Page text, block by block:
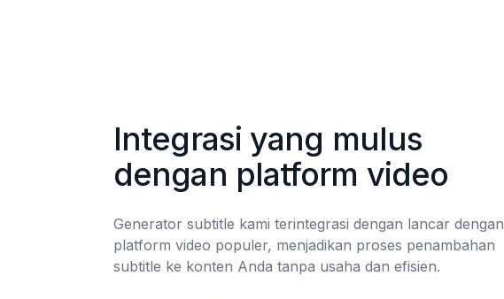
Integrasi yang mulus
dengan platform video
Generator subtitle kami terintegrasi dengan lancar dengan
platform video populer, menjadikan proses penambahan
subtitle ke konten Anda tanpa usaha dan efisien.